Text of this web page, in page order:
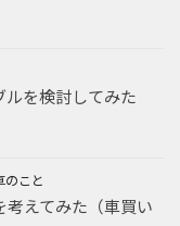
ルを検討してみた
のこと
えてみた（車買い